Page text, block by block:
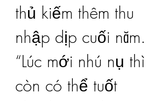
thủ kiếm thêm thu
nhập dịp cuối năm.
“Lúc mới nhú nụ thì
còn có thể tuốt